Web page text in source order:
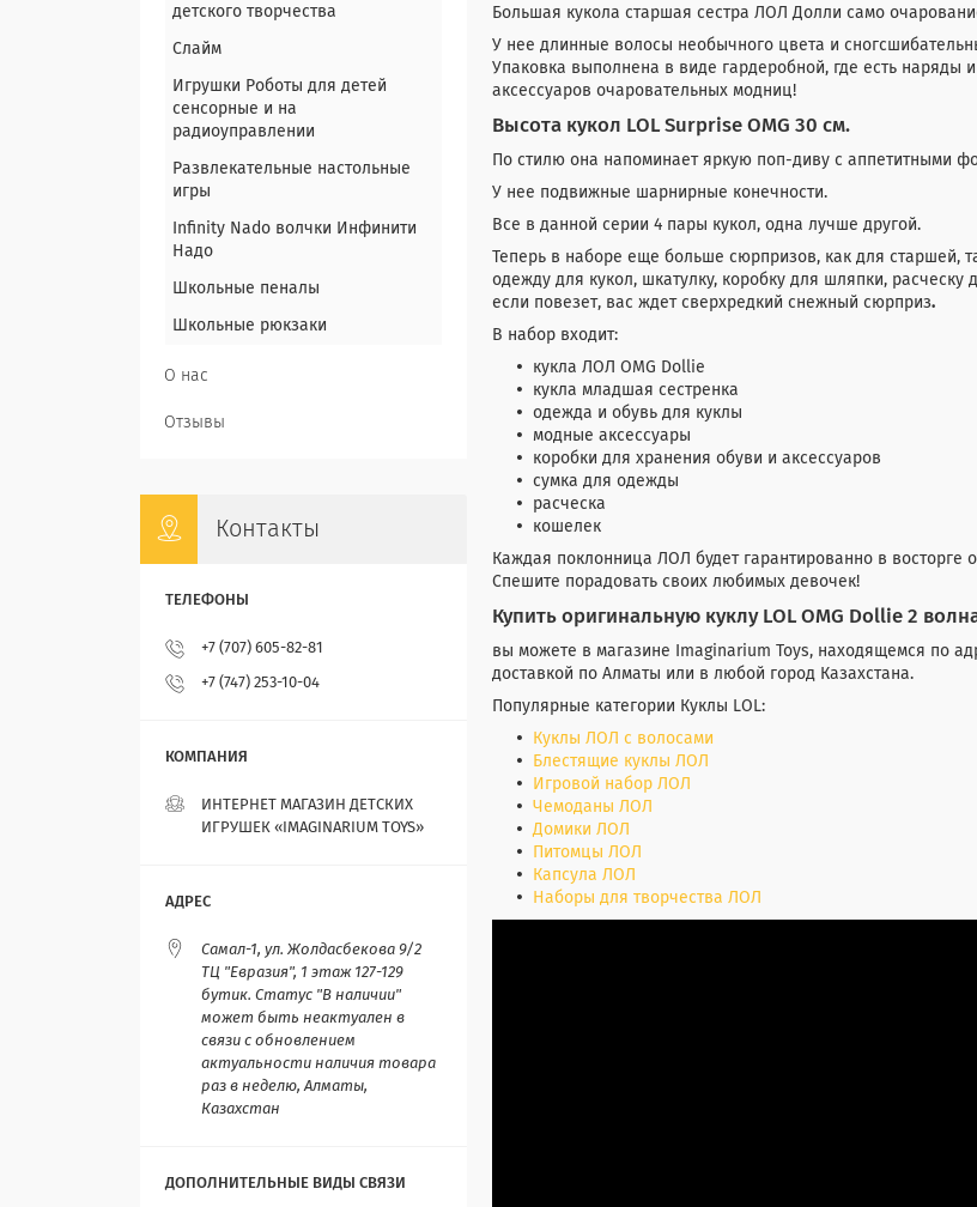
Большая кукола старшая сестра ЛОЛ Долли само
У нее длинные волосы необычного цвета и
Упаковка выполнена в виде гардеробной, где есть наряды
аксессуаров очаровательных модниц!
Высота кукол LOL Surprise OMG 30 см.
По стилю она напоминает яркую поп-диву с аппетитными
У нее подвижные шарнирные конечности.
Все в данной серии 4 пары кукол, одна лучше другой.
Теперь в наборе еще больше сюрпризов, как для старшей,
одежду для кукол, шкатулку, коробку для шляпки, расческу
если повезет, вас ждет сверхредкий снежный сюрприз.
В набор входит:
кукла ЛОЛ OMG Dollie
кукла младшая сестренка
одежда и обувь для куклы
модные аксессуары
коробки для хранения обуви и аксессуаров
сумка для одежды
расческа
кошелек
Каждая поклонница ЛОЛ будет гарантированно в восторге
Спешите порадовать своих любимых девочек!
Купить оригинальную куклу LOL OMG Dollie 2
вы можете в магазине Imaginarium Toys, находящемся по
доставкой по Алматы или в любой город Казахстана.
Популярные категории Куклы LOL:
Куклы ЛОЛ с волосами
Блестящие куклы ЛОЛ
Игровой набор ЛОЛ
Чемоданы ЛОЛ
Домики ЛОЛ
Питомцы ЛОЛ
Капсула ЛОЛ
Наборы для творчества ЛОЛ
детского творчества
Слайм
Игрушки Роботы для детей
сенсорные и на
радиоуправлении
Развлекательные настольные
игры
Infinity Nado волчки Инфинити
Надо
Школьные пеналы
Школьные рюкзаки
О нас
Отзывы
Контакты
+7 (707) 605-82-81
+7 (747) 253-10-04
ИНТЕРНЕТ МАГАЗИН ДЕТСКИХ
ИГРУШЕК «IMAGINARIUM TOYS»
Самал-1, ул. Жолдасбекова 9/2
ТЦ "Евразия", 1 этаж 127-129
бутик. Статус "В наличии"
может быть неактуален в
связи с обновлением
актуальности наличия товара
раз в неделю, Алматы,
Казахстан